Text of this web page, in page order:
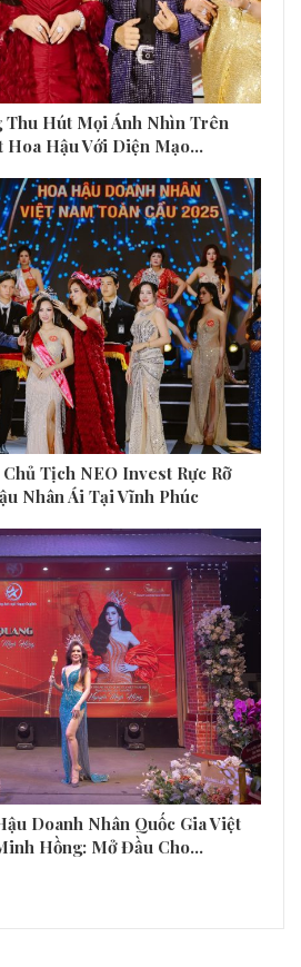
Thu Hút Mọi Ánh Nhìn Trên
Hoa Hậu Với Diện Mạo…
Tịch NEO Invest Rực Rỡ
Nhân Ái Tại Vĩnh Phúc
Doanh Nhân Quốc Gia Việt
Hồng: Mở Đầu Cho…